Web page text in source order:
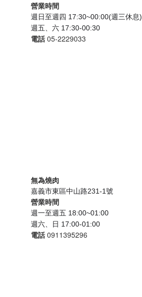
營業時間
週日至週四 17:30~00:00(週三休息)
週五、六 17:30-00:30
電話05-2229033
無為燒肉
嘉義市東區中山路231-1號
營業時間
週一至週五 18:00~01:00
週六、日 17:00-01:00
電話0911395296